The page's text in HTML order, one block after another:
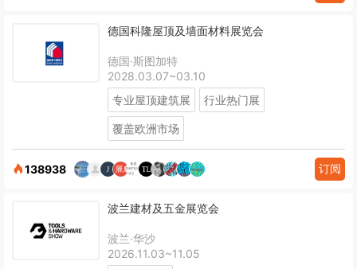
德国科隆屋顶及墙面材料展览会
德国·斯图加特
2028.03.07~03.10
专业屋顶建筑展
行业热门展
覆盖欧洲市场
138938 订阅
波兰建材及五金展览会
波兰·华沙
2026.11.03~11.05